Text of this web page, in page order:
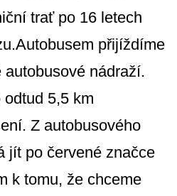
trať po 16 letech
přijíždíme
nádraží.
5,5 km
Z autobusového
jít po červené značce
k tomu, že chceme